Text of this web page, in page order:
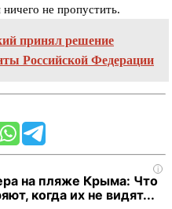
не пропустить.
принял решение
Российской Федерации
i
на пляже Крыма: Что
когда их не видят...